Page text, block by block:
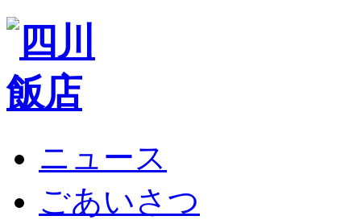
ニュース
ごあいさつ